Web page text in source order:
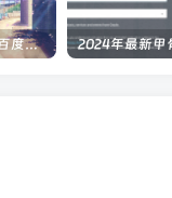
PanDownload百度网盘在线解析